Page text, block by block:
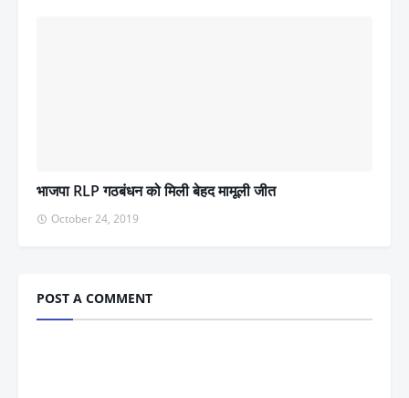
भाजपा RLP गठबंधन को मिली बेहद मामूली जीत
October 24, 2019
POST A COMMENT